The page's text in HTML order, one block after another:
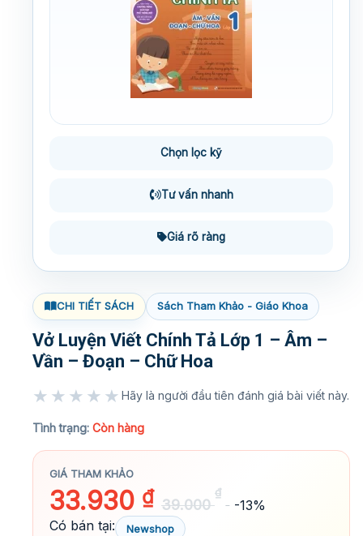
Chọn lọc kỹ
Tư vấn nhanh
Giá rõ ràng
CHI TIẾT SÁCH Sách Tham Khảo - Giáo Khoa
Vở Luyện Viết Chính Tả Lớp 1 – Âm –
Vần – Đoạn – Chữ Hoa
★★★★★ Hãy là người đầu tiên đánh giá bài viết này.
Tình trạng: Còn hàng
GIÁ THAM KHẢO
33.930 ₫ 39.000
₫
-13%
Có bán tại:
Newshop